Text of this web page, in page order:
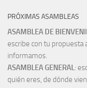
PRÓXIMAS ASAMBLEAS
ASAMBLEA DE
escribe con tu propuesta
informamos.
ASAMBLEA GENERAL:
quién eres, de dónde